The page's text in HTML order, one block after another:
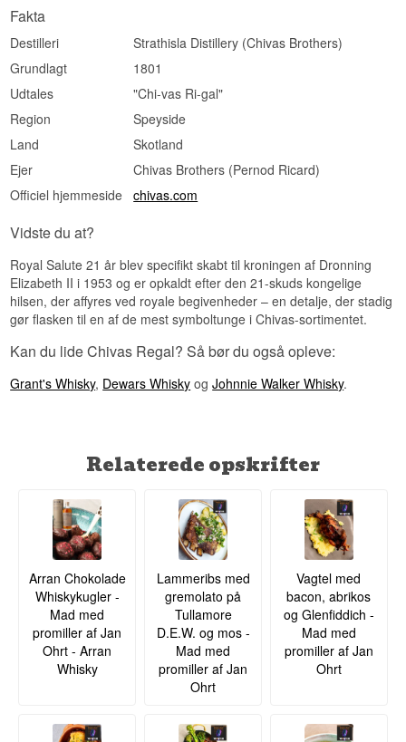
Fakta
Destilleri
Strathisla Distillery (Chivas Brothers)
Grundlagt
1801
Udtales
"Chi-vas Ri-gal"
Region
Speyside
Land
Skotland
Ejer
Chivas Brothers (Pernod Ricard)
Officiel hjemmeside
chivas.com
Vidste du at?
Royal Salute 21 år blev specifikt skabt til kroningen af Dronning
Elizabeth II i 1953 og er opkaldt efter den 21-skuds kongelige
hilsen, der affyres ved royale begivenheder – en detalje, der stadig
gør flasken til en af de mest symboltunge i Chivas-sortimentet.
Kan du lide Chivas Regal? Så bør du også opleve:
Grant's Whisky, Dewars Whisky ogJohnnie Walker Whisky.
Relaterede opskrifter
Arran Chokolade
Whiskykugler -
Mad med
promiller af Jan
Ohrt - Arran
Whisky
Lammeribs med
gremolato på
Tullamore
D.E.W. og mos -
Mad med
promiller af Jan
Ohrt
Vagtel med
bacon, abrikos
og Glenfiddich -
Mad med
promiller af Jan
Ohrt